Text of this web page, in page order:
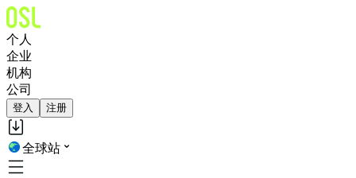
个人
企业
机构
公司
登入 注册
全球站